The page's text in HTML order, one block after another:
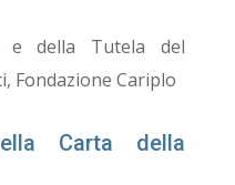
e della Tutela del
Fondazione Cariplo
Carta della